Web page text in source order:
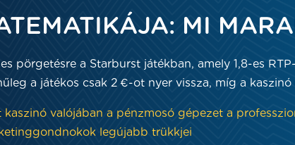
MI
pörgetésre a Starburst játékban, amely 1,8-es
a játékos csak 2 €-ot nyer vissza, míg a
valójában a pénzmosó gépezet a
legújabb trükkjei